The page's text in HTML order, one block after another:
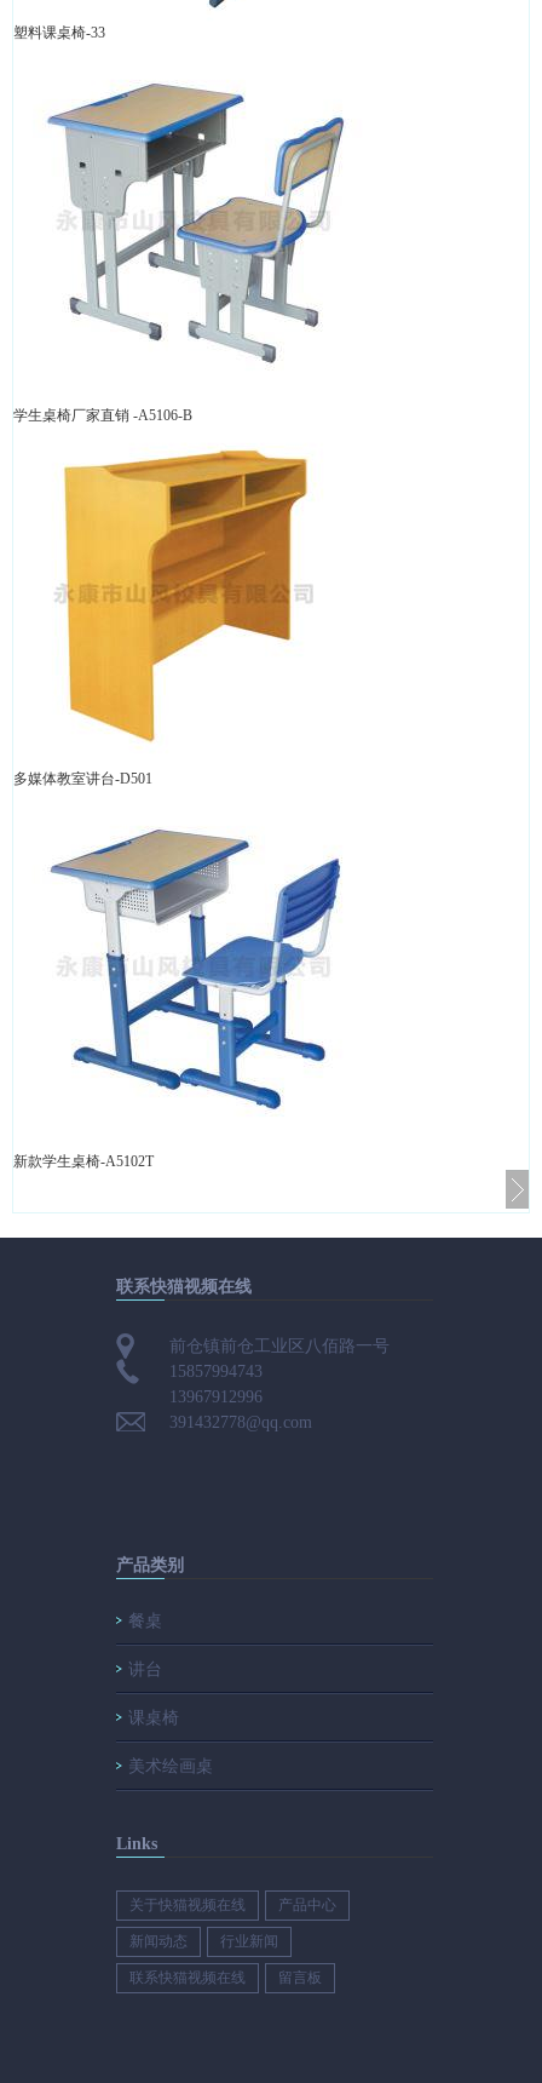
塑料课桌椅-33
学生桌椅厂家直销 -A5106-B
多媒体教室讲台-D501
新款学生桌椅-A5102T
联系快猫视频在线
前仓镇前仓工业区八佰路一号
15857994743
13967912996
391432778@qq.com
产品类别
餐桌
讲台
课桌椅
美术绘画桌
Links
关于快猫视频在线 产品中心
新闻动态 行业新闻
联系快猫视频在线 留言板